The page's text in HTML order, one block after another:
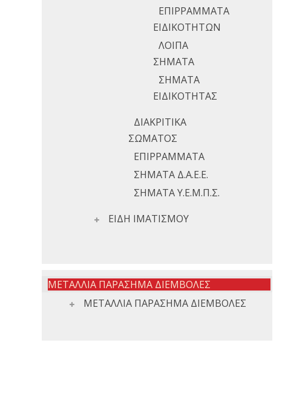
ΕΠΙΡΡΑΜΜΑΤΑ
ΕΙΔΙΚΟΤΗΤΩΝ
ΛΟΙΠΑ
ΣΗΜΑΤΑ
ΣΗΜΑΤΑ
ΕΙΔΙΚΟΤΗΤΑΣ
ΔΙΑΚΡΙΤΙΚΑ
ΣΩΜΑΤΟΣ
ΕΠΙΡΡΑΜΜΑΤΑ
ΣΗΜΑΤΑ Δ.Α.Ε.Ε.
ΣΗΜΑΤΑ Υ.Ε.Μ.Π.Σ.
ΕΙΔΗ ΙΜΑΤΙΣΜΟΥ
ΜΕΤΑΛΛΙΑ ΠΑΡΑΣΗΜΑ ΔΙΕΜΒΟΛΕΣ
ΜΕΤΑΛΛΙΑ ΠΑΡΑΣΗΜΑ ΔΙΕΜΒΟΛΕΣ